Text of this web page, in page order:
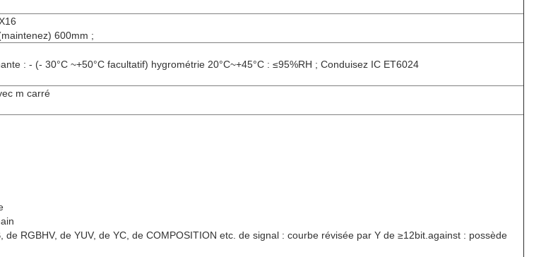
600mm ;
: - (- 30°C ~+50°C facultatif) hygrométrie 20°C~+45°C : ≤95%RH ; Conduisez IC ET6024
m carré
RGBHV, de YUV, de YC, de COMPOSITION etc. de signal : courbe révisée par Y de ≥12bit.against : possède